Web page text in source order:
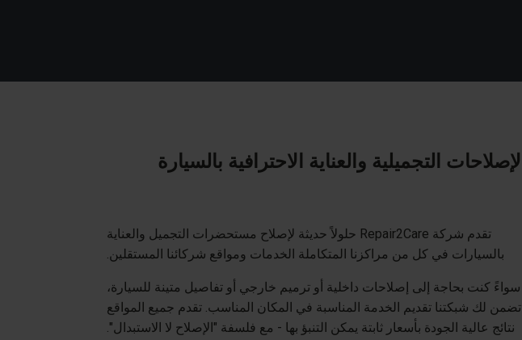
الإصلاحات التجميلية والعناية الاحترافية بالسيارة
تقدم شركة Repair2Care حلولاً حديثة لإصلاح مستحضرات التجميل والعناية
بالسيارات في كل من مراكزنا المتكاملة الخدمات ومواقع شركائنا المستقلين.
سواءً كنت بحاجة إلى إصلاحات داخلية أو ترميم خارجي أو تفاصيل متينة للسيارة،
تضمن لك شبكتنا تقديم الخدمة المناسبة في المكان المناسب. تقدم جميع المواقع
نتائج عالية الجودة بأسعار ثابتة يمكن التنبؤ بها - مع فلسفة "الإصلاح لا الاستبدال".